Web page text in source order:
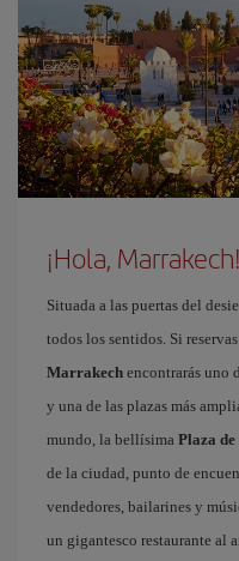
¡Hola, Marrakech!
Situada a las puertas del
todos los sentidos. Si
Marrakech encontrarás uno
y una de las plazas más
mundo, la bellísima Plaza
de la ciudad, punto de
vendedores, bailarines y
un gigantesco restaurante al